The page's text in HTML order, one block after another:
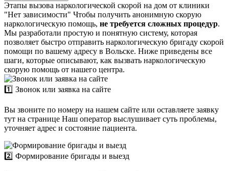
Этапы вызова наркологической скорой на дом от клиники
"Нет зависимости" Чтобы получить анонимную скорую
наркологическую помощь, не требуется сложных процедур.
Мы разработали простую и понятную систему, которая
позволяет быстро отправить наркологическую бригаду скорой
помощи по вашему адресу в Вольске. Ниже приведены все
шаги, которые описывают, как вызвать наркологическую
скорую помощь от нашего центра.
1️⃣ Звонок или заявка на сайте
Вы звоните по номеру на нашем сайте или оставляете заявку
тут на странице Наш оператор выслушивает суть проблемы,
уточняет адрес и состояние пациента.
2️⃣ Формирование бригады и выезд